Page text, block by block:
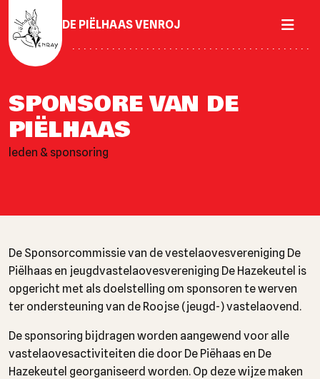
DE PIËLHAAS VENROJ
SPONSORE VAN DE
PIËLHAAS
leden & sponsoring
De Sponsorcommissie van de vestelaovesvereniging De
Piëlhaas en jeugdvastelaovesvereniging De Hazekeutel is
opgericht met als doelstelling om sponsoren te werven
ter ondersteuning van de Roojse (jeugd-) vastelaovend.
De sponsoring bijdragen worden aangewend voor alle
vastelaovesactiviteiten die door De Piëhaas en De
Hazekeutel georganiseerd worden. Op deze wijze maken